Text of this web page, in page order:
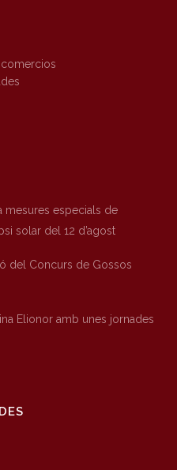
mesures especials de
solar del 12 d’agost
del Concurs de Gossos
Elionor amb unes jornades